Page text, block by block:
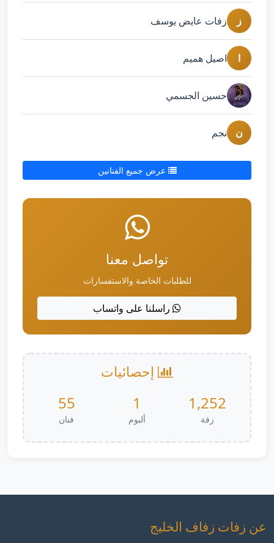
ز زفات عايض يوسف
ا اصيل هميم
حسين الجسمي
ن نجم
عرض جميع الفنانين
تواصل معنا
للطلبات الخاصة والاستفسارات
راسلنا على واتساب
إحصائيات
1,252
زفة
1
ألبوم
55
فنان
عن زفات زفاف الخليج